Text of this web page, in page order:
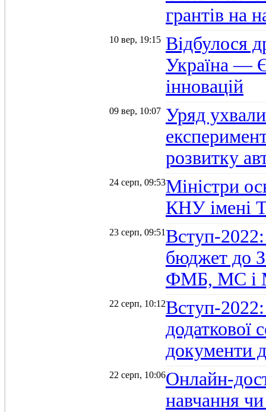
грантів на
10 вер, 19:15 Відбулося
Україна —
інновацій
09 вер, 10:07 Уряд
розвитку
24 серп, 09:53Міністри
КНУ імені
23 серп, 09:51 Вступ-
бюджет до
ФМБ, МС і
22 серп, 10:12Вступ-
додаткової
документи
22 серп, 10:06Онлайн-
навчання